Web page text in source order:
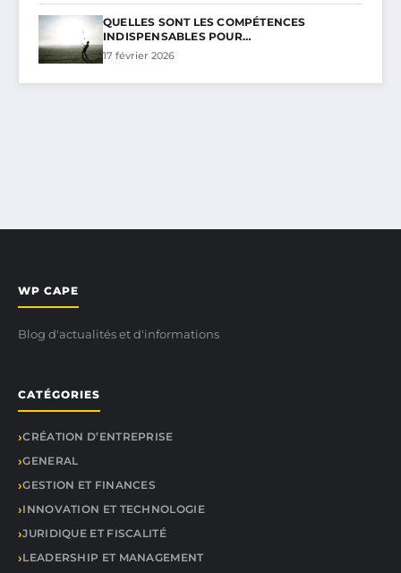
QUELLES SONT LES COMPÉTENCES
INDISPENSABLES POUR…
17 février 2026
WP CAPE
Blog d'actualités et d'informations
CATÉGORIES
CRÉATION D’ENTREPRISE
GENERAL
GESTION ET FINANCES
INNOVATION ET TECHNOLOGIE
JURIDIQUE ET FISCALITÉ
LEADERSHIP ET MANAGEMENT